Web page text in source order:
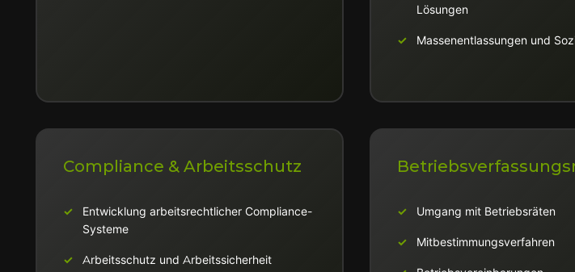
Lösungen
Massenentlassungen und
Compliance & Arbeitsschutz
Entwicklung arbeitsrechtlicher Compliance-
Systeme
Arbeitsschutz und Arbeitssicherheit
Umgang mit Betriebsräten
Mitbestimmungsverfahren